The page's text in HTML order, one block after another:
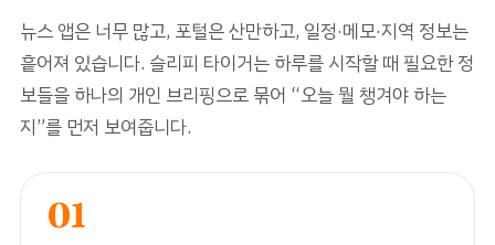
뉴스 앱은 너무 많고, 포털은 산만하고, 일정·메모·지역 정보는
흩어져 있습니다. 슬리피 타이거는 하루를 시작할 때 필요한 정
보들을 하나의 개인 브리핑으로 묶어 “오늘 뭘 챙겨야 하는
지”를 먼저 보여줍니다.
01